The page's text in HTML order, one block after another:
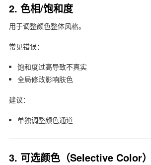
2. 色相/饱和度
用于调整颜色整体风格。
常见错误：
饱和度过高导致不真实
全局修改影响肤色
建议：
单独调整颜色通道
3. 可选颜色（Selective Color）